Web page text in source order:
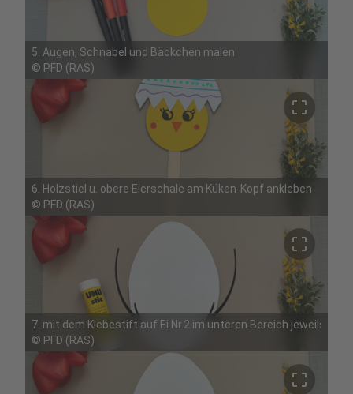
5. Augen, Schnabel und Bäckchen malen
© PFD (RAS)
crop_free
6. Holzstiel u. obere Eierschale am Küken-Kopf ankleben
© PFD (RAS)
crop_free
7. mit dem Klebestift auf Ei Nr.2 im unteren Bereich jeweils
© PFD (RAS)
crop_free